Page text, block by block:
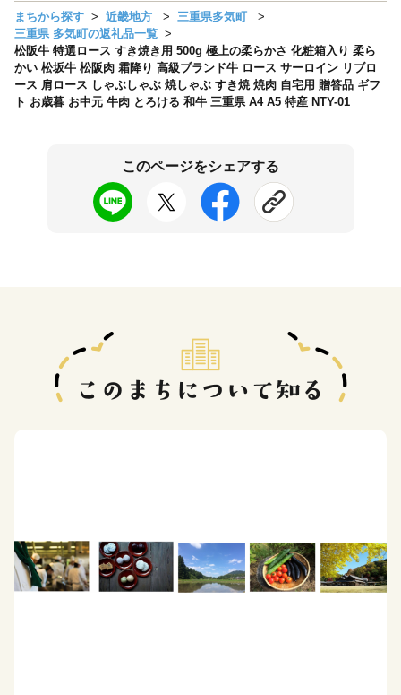
まちから探す 近畿地方
三重県多気町
三重県 多気町の返礼品一覧
松阪牛 特選ロース すき焼き用 500g 極上の柔らかさ 化粧箱入り 柔ら
かい 松坂牛 松阪肉 霜降り 高級ブランド牛 ロース サーロイン リブロ
ース 肩ロース しゃぶしゃぶ 焼しゃぶ すき焼 焼肉 自宅用 贈答品 ギフ
ト お歳暮 お中元 牛肉 とろける 和牛 三重県 A4 A5 特産 NTY-01
このページをシェアする